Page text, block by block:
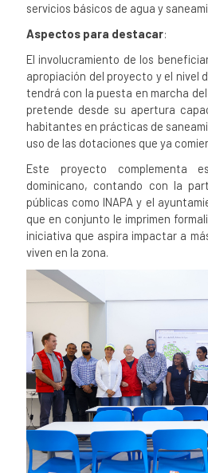
servicios básicos de agua y
Aspectos para destacar:
El involucramiento de los
apropiación del proyecto y el nivel
tendrá con la puesta en marcha
pretende desde su apertura
habitantes en prácticas de
uso de las dotaciones que ya
Este proyecto complementa
dominicano, contando con la
públicas como INAPA y el
que en conjunto le imprimen
iniciativa que aspira impactar a
viven en la zona.